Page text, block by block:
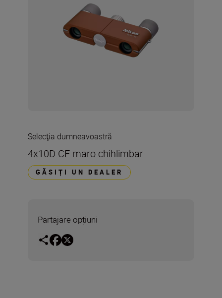
Selecţia dumneavoastră
4x10D CF maro chihlimbar
GĂSIȚI UN DEALER
Partajare opțiuni